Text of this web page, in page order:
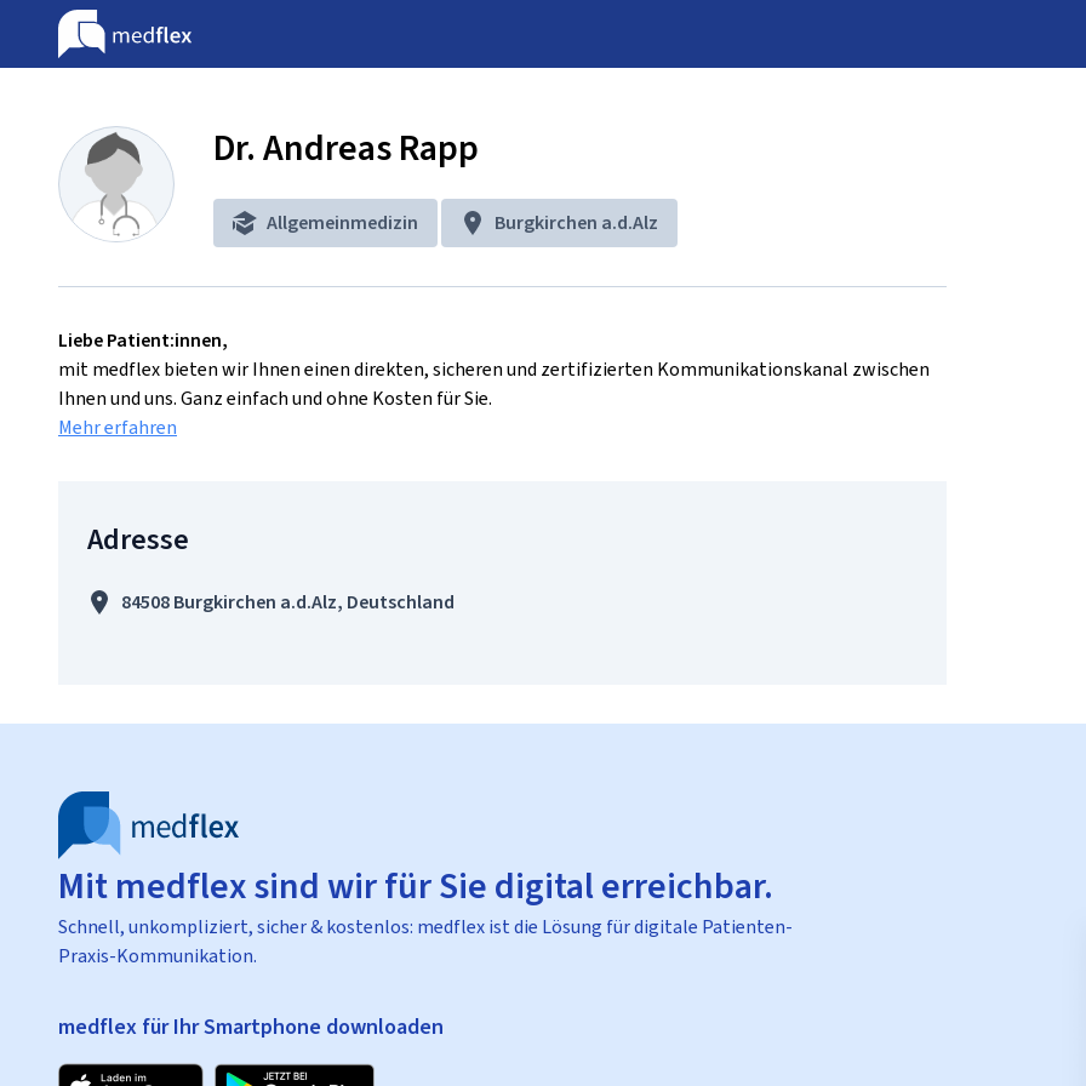
Dr. Andreas Rapp
Allgemeinmedizin Burgkirchen a.d.Alz
Liebe Patient:innen,
mit medflex bieten wir Ihnen einen direkten, sicheren und zertifizierten Kommunikationskanal zwischen
Ihnen und uns. Ganz einfach und ohne Kosten für Sie.
Mehr erfahren
Adresse
84508 Burgkirchen a.d.Alz, Deutschland
Mit medflex sind wir für Sie digital erreichbar.
Schnell, unkompliziert, sicher & kostenlos: medflex ist die Lösung für digitale Patienten-
Praxis-Kommunikation.
medflex für Ihr Smartphone downloaden